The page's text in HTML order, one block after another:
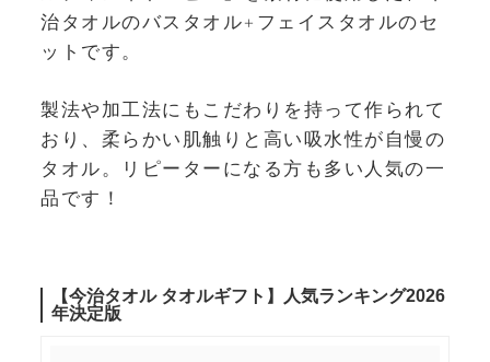
治タオルのバスタオル+フェイスタオルのセ
ットです。
製法や加工法にもこだわりを持って作られて
おり、柔らかい肌触りと高い吸水性が自慢の
タオル。リピーターになる方も多い人気の一
品です！